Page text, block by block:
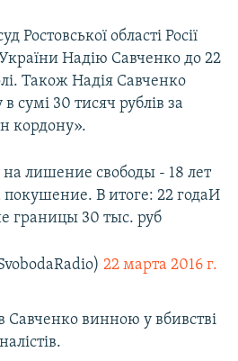
Ростовської області Росії
Надію Савченко до 22
Також Надія Савченко
сумі 30 тисяч рублів за
кордону».
лишение свободы - 18 лет
покушение. В итоге: 22 годаИ
границы 30 тыс. руб
22 марта 2016 г.
Савченко винною у вбивстві